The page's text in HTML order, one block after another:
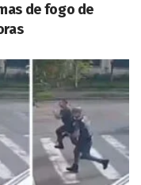
de fogo de